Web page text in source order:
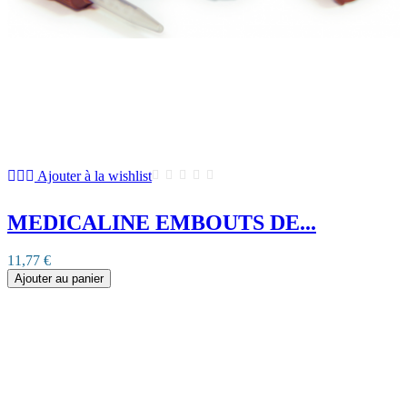
Ajouter à la wishlist
MEDICALINE EMBOUTS DE...
11,77 €
Ajouter au panier